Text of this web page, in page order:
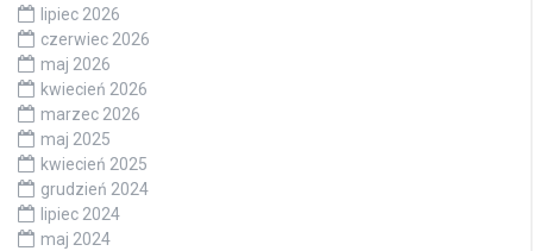
lipiec 2026
czerwiec 2026
maj 2026
kwiecień 2026
marzec 2026
maj 2025
kwiecień 2025
grudzień 2024
lipiec 2024
maj 2024